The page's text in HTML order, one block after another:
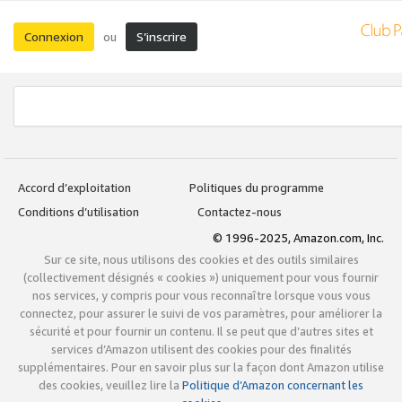
Connexion ou S’inscrire
Accord d’exploitation
Politiques du programme
Conditions d’utilisation
Contactez-nous
© 1996-2025, Amazon.com, Inc.
Sur ce site, nous utilisons des cookies et des outils similaires
(collectivement désignés « cookies ») uniquement pour vous fournir
nos services, y compris pour vous reconnaître lorsque vous vous
connectez, pour assurer le suivi de vos paramètres, pour améliorer la
sécurité et pour fournir un contenu. Il se peut que d’autres sites et
services d’Amazon utilisent des cookies pour des finalités
supplémentaires. Pour en savoir plus sur la façon dont Amazon utilise
des cookies, veuillez lire la Politique d’Amazon concernant les